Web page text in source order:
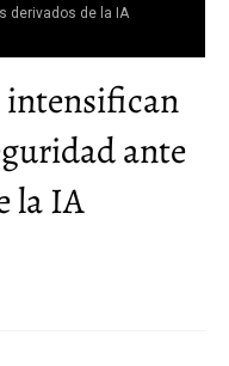
derivados de la IA
intensifican
ante
la IA